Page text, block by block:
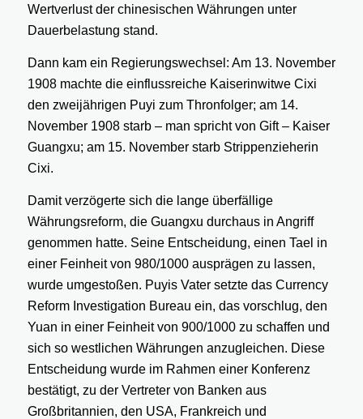
Wertverlust der chinesischen Währungen unter
Dauerbelastung stand.
Dann kam ein Regierungswechsel: Am 13. November
1908 machte die einflussreiche Kaiserinwitwe Cixi
den zweijährigen Puyi zum Thronfolger; am 14.
November 1908 starb – man spricht von Gift – Kaiser
Guangxu; am 15. November starb Strippenzieherin
Cixi.
Damit verzögerte sich die lange überfällige
Währungsreform, die Guangxu durchaus in Angriff
genommen hatte. Seine Entscheidung, einen Tael in
einer Feinheit von 980/1000 ausprägen zu lassen,
wurde umgestoßen. Puyis Vater setzte das Currency
Reform Investigation Bureau ein, das vorschlug, den
Yuan in einer Feinheit von 900/1000 zu schaffen und
sich so westlichen Währungen anzugleichen. Diese
Entscheidung wurde im Rahmen einer Konferenz
bestätigt, zu der Vertreter von Banken aus
Großbritannien, den USA, Frankreich und